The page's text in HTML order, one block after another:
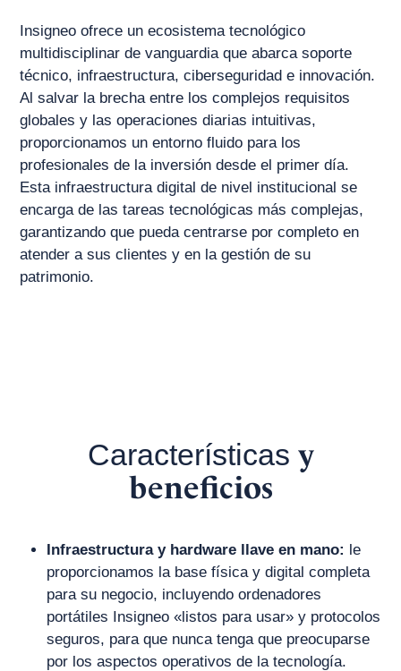
Insigneo ofrece un ecosistema tecnológico
multidisciplinar de vanguardia que abarca soporte
técnico, infraestructura, ciberseguridad e innovación.
Al salvar la brecha entre los complejos requisitos
globales y las operaciones diarias intuitivas,
proporcionamos un entorno fluido para los
profesionales de la inversión desde el primer día.
Esta infraestructura digital de nivel institucional se
encarga de las tareas tecnológicas más complejas,
garantizando que pueda centrarse por completo en
atender a sus clientes y en la gestión de su
patrimonio.
Características y
beneficios
Infraestructura y hardware llave en mano: le
proporcionamos la base física y digital completa
para su negocio, incluyendo ordenadores
portátiles Insigneo «listos para usar» y protocolos
seguros, para que nunca tenga que preocuparse
por los aspectos operativos de la tecnología.